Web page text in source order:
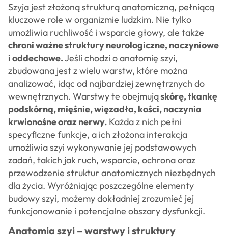
Szyja jest złożoną strukturą anatomiczną, pełniącą
kluczowe role w organizmie ludzkim. Nie tylko
umożliwia ruchliwość i wsparcie głowy, ale także
chroni ważne struktury neurologiczne, naczyniowe
i oddechowe.Jeśli chodzi o anatomię szyi,
zbudowana jest z wielu warstw, które można
analizować, idąc od najbardziej zewnętrznych do
wewnętrznych. Warstwy te obejmująskórę, tkankę
podskórną, mięśnie, więzadła, kości, naczynia
krwionośne oraz nerwy. Każda z nich pełni
specyficzne funkcje, a ich złożona interakcja
umożliwia szyi wykonywanie jej podstawowych
zadań, takich jak ruch, wsparcie, ochrona oraz
przewodzenie struktur anatomicznych niezbędnych
dla życia. Wyróżniając poszczególne elementy
budowy szyi, możemy dokładniej zrozumieć jej
funkcjonowanie i potencjalne obszary dysfunkcji.
Anatomia szyi – warstwy i struktury